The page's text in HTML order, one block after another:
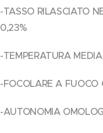
-TASSO RILASCIATO
0,23%
-TEMPERATURA
-FOCOLARE A FUOCO
-AUTONOMIA